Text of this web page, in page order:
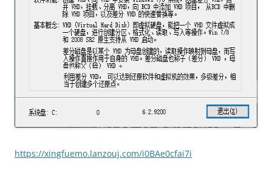
https://xingfuemo.lanzouj.com/i0BAe0cfai7i